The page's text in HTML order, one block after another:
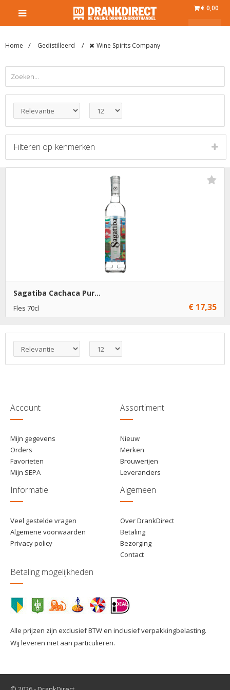
€ 0,00
Home Gedistilleerd Wine Spirits Company
Filteren op kenmerken
Sagatiba Cachaca Pur...
Fles 70cl € 17,35
€ 17,35 1 Toevoegen
€ 16,35
Account
Mijn gegevens
Orders
Favorieten
Mijn SEPA
Assortiment
Nieuw
Merken
Brouwerijen
Leveranciers
Informatie
Veel gestelde vragen
Algemene voorwaarden
Privacy policy
Algemeen
Over DrankDirect
Betaling
Bezorging
Contact
Betaling mogelijkheden
Alle prijzen zijn exclusief BTW en inclusief verpakkingbelasting.
Wij leveren niet aan particulieren.